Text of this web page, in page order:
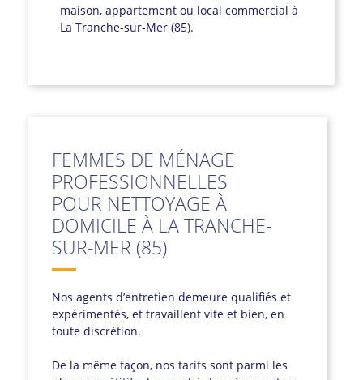
maison, appartement ou local commercial à
La Tranche-sur-Mer (85).
FEMMES DE MÉNAGE
PROFESSIONNELLES
POUR NETTOYAGE À
DOMICILE À LA TRANCHE-
SUR-MER (85)
Nos agents d’entretien demeure qualifiés et
expérimentés, et travaillent vite et bien, en
toute discrétion.
De la même façon, nos tarifs sont parmi les